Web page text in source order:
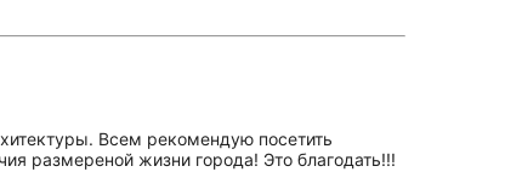
Всем рекомендую посетить
размереной жизни города! Это благодать!!!